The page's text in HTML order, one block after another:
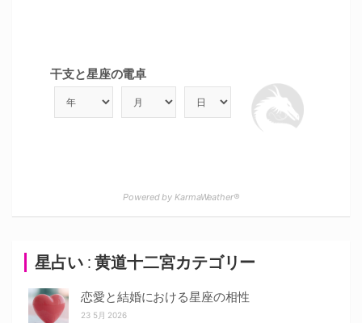
星占い : 黄道十二宮カテゴリー
恋愛と結婚における星座の相性
23 5月 2026
干支と星座の電卓
Powered by KarmaWeather®